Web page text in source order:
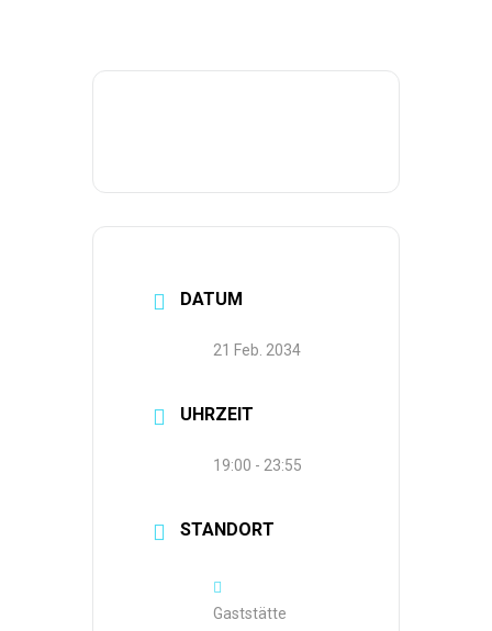
DATUM
21 Feb. 2034
UHRZEIT
19:00 - 23:55
STANDORT
Gaststätte